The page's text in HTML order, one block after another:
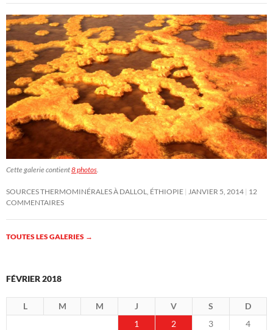
Cette galerie contient8 photos.
SOURCES THERMOMINÉRALES À DALLOL, ÉTHIOPIE JANVIER 5, 2014 12
COMMENTAIRES
TOUTES LES GALERIES →
FÉVRIER 2018
L M M J V S
D
1
2 3
4